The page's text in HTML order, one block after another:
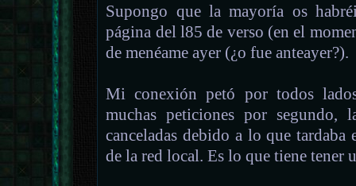
Supongo que la mayoría os
página del l85 de verso (en el
de menéame ayer (¿o fue anteayer?).
Mi conexión petó por todos
muchas peticiones por segundo,
canceladas debido a lo que tardaba
de la red local. Es lo que tiene tener